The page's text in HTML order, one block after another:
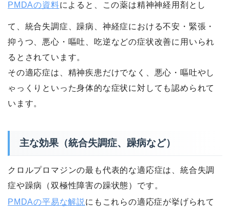
PMDAの資料によると、この薬は精神神経用剤とし
て、統合失調症、躁病、神経症における不安・緊張・
抑うつ、悪心・嘔吐、吃逆などの症状改善に用いられ
るとされています。
その適応症は、精神疾患だけでなく、悪心・嘔吐やし
ゃっくりといった身体的な症状に対しても認められて
います。
主な効果（統合失調症、躁病など）
クロルプロマジンの最も代表的な適応症は、統合失調
症や躁病（双極性障害の躁状態）です。
PMDAの平易な解説 にもこれらの適応症が挙げられて